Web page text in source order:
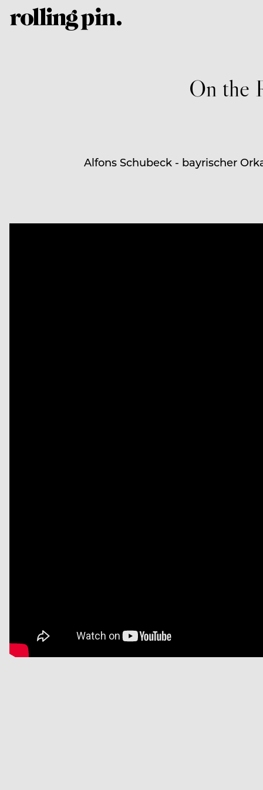
On the
Alfons Schubeck - bayrischer